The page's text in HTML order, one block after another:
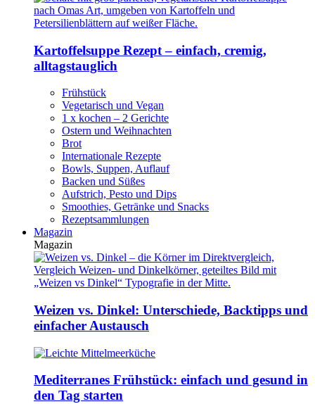
Kartoffelsuppe Rezept – einfach, cremig,
alltagstauglich
Frühstück
Vegetarisch und Vegan
1 x kochen – 2 Gerichte
Ostern und Weihnachten
Brot
Internationale Rezepte
Bowls, Suppen, Auflauf
Backen und Süßes
Aufstrich, Pesto und Dips
Smoothies, Getränke und Snacks
Rezeptsammlungen
Magazin
Magazin
Weizen vs. Dinkel: Unterschiede, Backtipps und
einfacher Austausch
Mediterranes Frühstück: einfach und gesund in
den Tag starten